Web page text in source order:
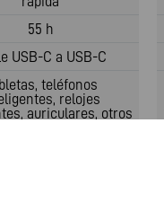
55 h
USB-C a USB-C
teléfonos
relojes
auriculares, otros